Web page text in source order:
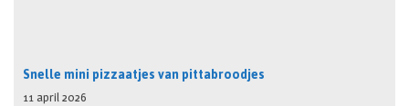
Snelle mini pizzaatjes van pittabroodjes
11 april 2026